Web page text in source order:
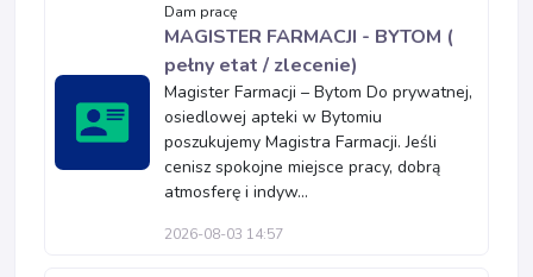
Dam pracę
MAGISTER FARMACJI - BYTOM (
pełny etat / zlecenie)
Magister Farmacji – Bytom Do prywatnej,
osiedlowej apteki w Bytomiu
poszukujemy Magistra Farmacji. Jeśli
cenisz spokojne miejsce pracy, dobrą
atmosferę i indyw...
2026-08-03 14:57